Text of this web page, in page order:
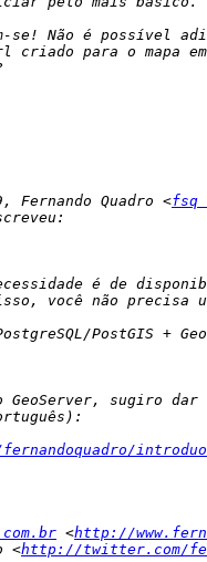
Fernando Quadro <fsq
<http://
<
http://twitter.com/